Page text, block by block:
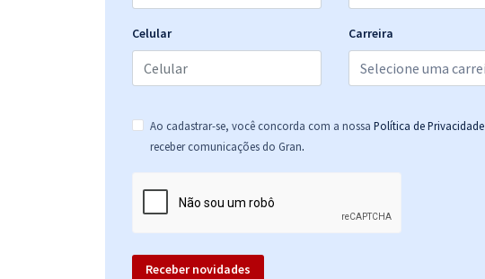
Celular Carreira
Ao cadastrar-se, você concorda com a nossa Política de Privacidade
receber comunicações do Gran.
Receber novidades